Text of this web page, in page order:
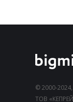
© 2000-2024,
ТОВ